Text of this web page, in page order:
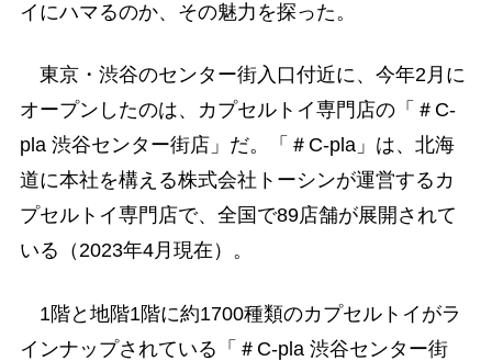
イにハマるのか、その魅力を探った。
東京・渋谷のセンター街入口付近に、今年2月に
オープンしたのは、カプセルトイ専門店の「＃C-
pla 渋谷センター街店」だ。「＃C-pla」は、北海
道に本社を構える株式会社トーシンが運営するカ
プセルトイ専門店で、全国で89店舗が展開されて
いる（2023年4月現在）。
1階と地階1階に約1700種類のカプセルトイがラ
インナップされている「＃C-pla 渋谷センター街